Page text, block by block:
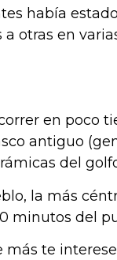
había
otras en
en poco
antiguo
del
la más
minutos del
te